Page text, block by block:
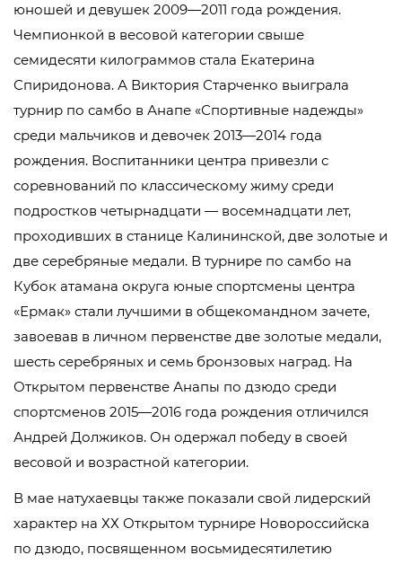
юношей и девушек 2009—2011 года рождения.
Чемпионкой в весовой категории свыше
семидесяти килограммов стала Екатерина
Спиридонова. А Виктория Старченко выиграла
турнир по самбо в Анапе «Спортивные надежды»
среди мальчиков и девочек 2013—2014 года
рождения. Воспитанники центра привезли с
соревнований по классическому жиму среди
подростков четырнадцати — восемнадцати лет,
проходивших в станице Калининской, две золотые и
две серебряные медали. В турнире по самбо на
Кубок атамана округа юные спортсмены центра
«Ермак» стали лучшими в общекомандном зачете,
завоевав в личном первенстве две золотые медали,
шесть серебряных и семь бронзовых наград. На
Открытом первенстве Анапы по дзюдо среди
спортсменов 2015—2016 года рождения отличился
Андрей Должиков. Он одержал победу в своей
весовой и возрастной категории.
В мае натухаевцы также показали свой лидерский
характер на ХХ Открытом турнире Новороссийска
по дзюдо, посвященном восьмидесятилетию